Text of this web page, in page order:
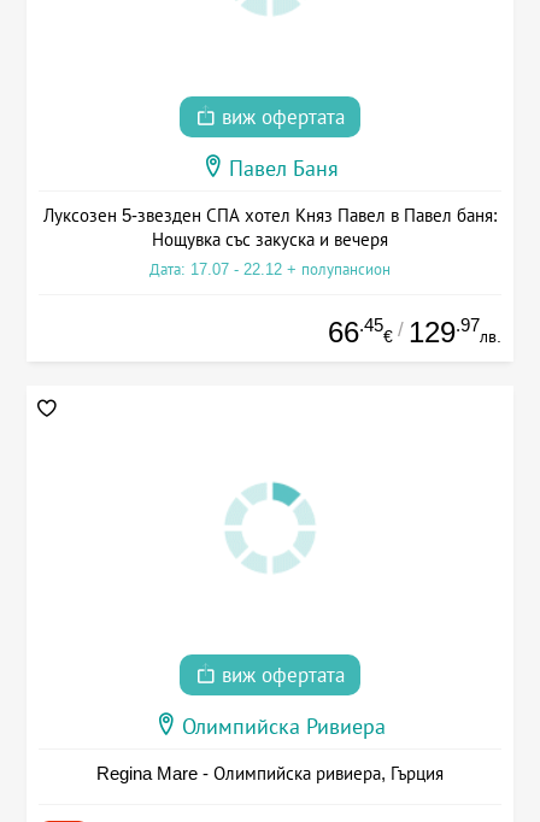
виж офертата
Павел Баня
Луксозен 5-звезден СПА хотел Княз Павел в Павел баня:
Нощувка със закуска и вечеря
Дата: 17.07 - 22.12 + полупансион
66.45
€ / 129.97
лв.
виж офертата
Олимпийска Ривиера
Regina Mare - Олимпийска ривиера, Гърция